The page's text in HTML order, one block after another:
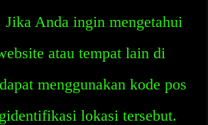
Jika Anda ingin mengetahui
atau tempat lain di
menggunakan kode pos
lokasi tersebut.